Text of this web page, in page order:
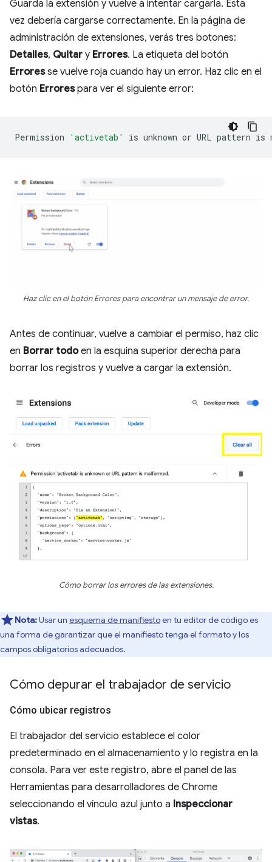
Guarda la extensión y vuelve a intentar cargarla. Esta
vez debería cargarse correctamente. En la página de
administración de extensiones, verás tres botones:
Detalles, Quitar y Errores. La etiqueta del botón
Erroresse vuelve roja cuando hay un error. Haz clic en el
botón Errorespara ver el siguiente error:
Permission 'activetab' is unknown or URL pattern is
Haz clic en el botón Errores para encontrar un mensaje de error.
Antes de continuar, vuelve a cambiar el permiso, haz clic
en Borrar todoen la esquina superior derecha para
borrar los registros y vuelve a cargar la extensión.
Cómo borrar los errores de las extensiones.
Nota:Usar un esquema de manifiestoen tu editor de código es
una forma de garantizar que el manifiesto tenga el formato y los
campos obligatorios adecuados.
Cómo depurar el trabajador de servicio
Cómo ubicar registros
El trabajador del servicio establece el color
predeterminado en el almacenamiento y lo registra en la
consola. Para ver este registro, abre el panel de las
Herramientas para desarrolladores de Chrome
seleccionando el vínculo azul junto a Inspeccionar
vistas.